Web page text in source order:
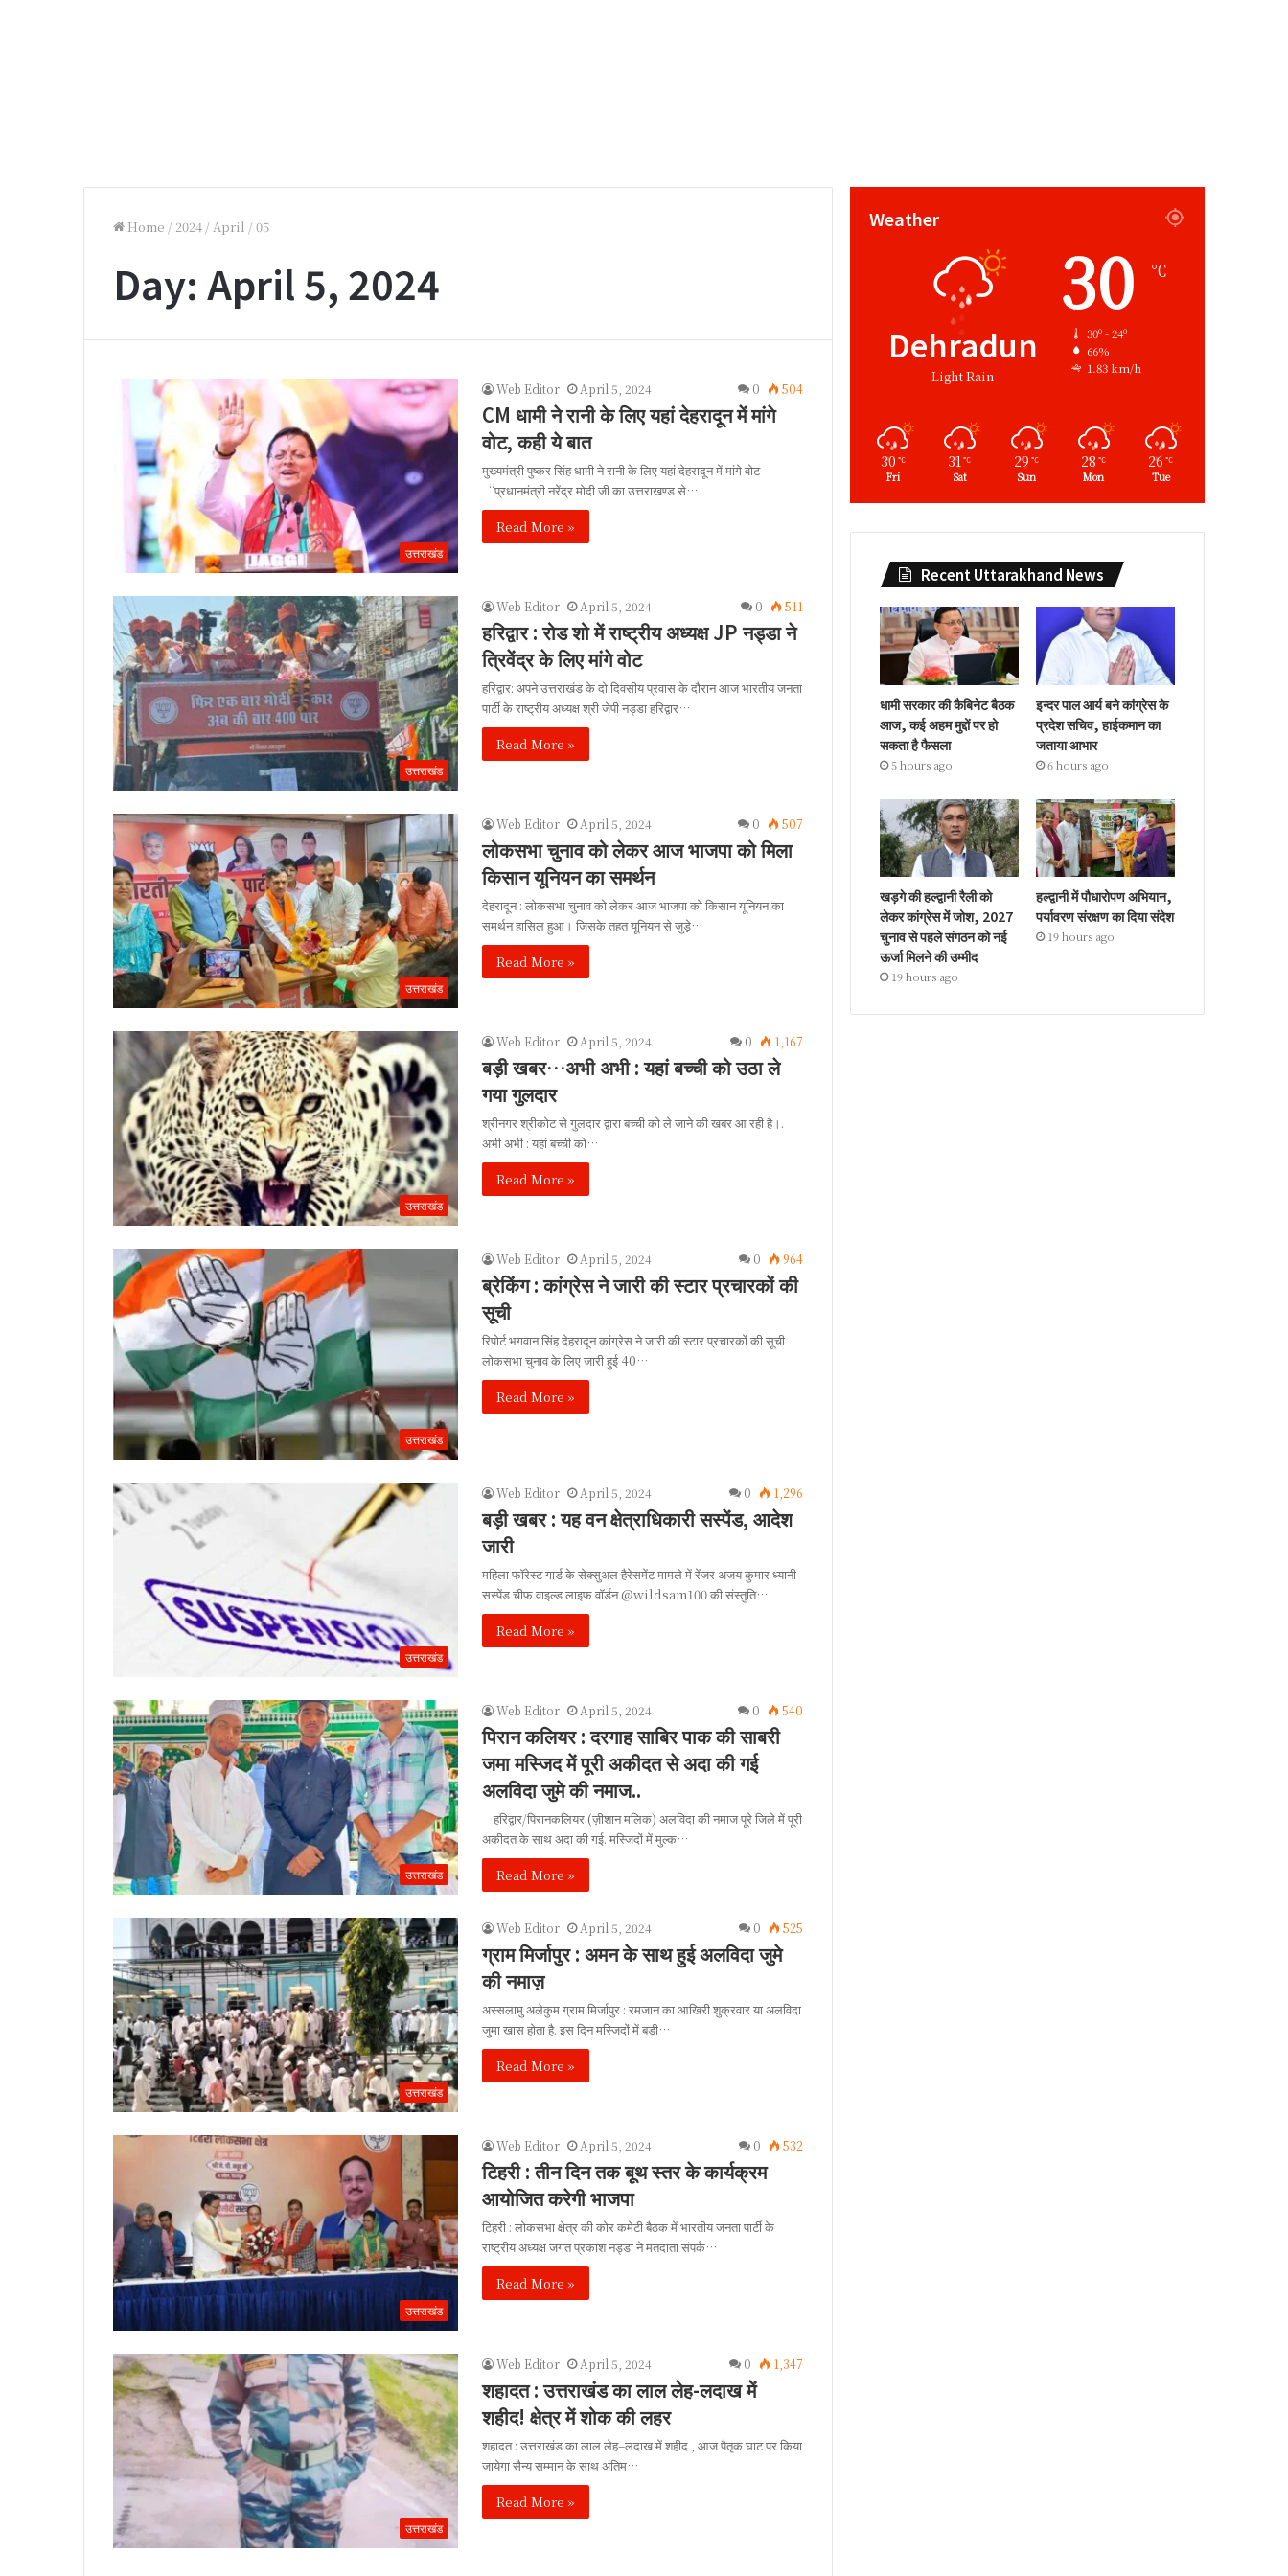
Home /2024 /April /05
Day: April 5, 2024
उत्तराखंड
Web Editor April 5, 2024 0 504
CM धामी ने रानी के लिए यहां देहरादून में मांगे
वोट, कही ये बात
मुख्यमंत्री पुष्कर सिंह धामी ने रानी के लिए यहां देहरादून में मांगे वोट
“प्रधानमंत्री नरेंद्र मोदी जी का उत्तराखण्ड से…
Read More »
उत्तराखंड
Web Editor April 5, 2024 0 511
हरिद्वार : रोड शो में राष्ट्रीय अध्यक्ष JP नड्डा ने
त्रिवेंद्र के लिए मांगे वोट
हरिद्वार: अपने उत्तराखंड के दो दिवसीय प्रवास के दौरान आज भारतीय जनता
पार्टी के राष्ट्रीय अध्यक्ष श्री जेपी नड्डा हरिद्वार…
Read More »
उत्तराखंड
Web Editor April 5, 2024 0 507
लोकसभा चुनाव को लेकर आज भाजपा को मिला
किसान यूनियन का समर्थन
देहरादून : लोकसभा चुनाव को लेकर आज भाजपा को किसान यूनियन का
समर्थन हासिल हुआ। जिसके तहत यूनियन से जुड़े…
Read More »
उत्तराखंड
Web Editor April 5, 2024 0 1,167
बड़ी खबर…अभी अभी : यहां बच्ची को उठा ले
गया गुलदार
श्रीनगर श्रीकोट से गुलदार द्वारा बच्ची को ले जाने की खबर आ रही है।.
अभी अभी : यहां बच्ची को…
Read More »
उत्तराखंड
Web Editor April 5, 2024 0 964
ब्रेकिंग : कांग्रेस ने जारी की स्टार प्रचारकों की
सूची
रिपोर्ट भगवान सिंह देहरादून कांग्रेस ने जारी की स्टार प्रचारकों की सूची
लोकसभा चुनाव के लिए जारी हुई 40…
Read More »
उत्तराखंड
Web Editor April 5, 2024 0 1,296
बड़ी खबर : यह वन क्षेत्राधिकारी सस्पेंड, आदेश
जारी
महिला फॉरेस्ट गार्ड के सेक्सुअल हैरेसमेंट मामले में रेंजर अजय कुमार ध्यानी
सस्पेंड चीफ वाइल्ड लाइफ वॉर्डन @wildsam100 की संस्तुति…
Read More »
उत्तराखंड
Web Editor April 5, 2024 0 540
पिरान कलियर : दरगाह साबिर पाक की साबरी
जमा मस्जिद में पूरी अकीदत से अदा की गई
अलविदा जुमे की नमाज..
हरिद्वार/पिरानकलियर:(ज़ीशान मलिक) अलविदा की नमाज पूरे जिले में पूरी
अकीदत के साथ अदा की गई. मस्जिदों में मुल्क…
Read More »
उत्तराखंड
Web Editor April 5, 2024 0 525
ग्राम मिर्जापुर : अमन के साथ हुई अलविदा जुमे
की नमाज़
अस्सलामु अलेकुम ग्राम मिर्जापुर : रमजान का आखिरी शुक्रवार या अलविदा
जुमा खास होता है. इस दिन मस्जिदों में बड़ी…
Read More »
उत्तराखंड
Web Editor April 5, 2024 0 532
टिहरी : तीन दिन तक बूथ स्तर के कार्यक्रम
आयोजित करेगी भाजपा
टिहरी : लोकसभा क्षेत्र की कोर कमेटी बैठक में भारतीय जनता पार्टी के
राष्ट्रीय अध्यक्ष जगत प्रकाश नड्डा ने मतदाता संपर्क…
Read More »
उत्तराखंड
Web Editor April 5, 2024 0 1,347
शहादत : उत्तराखंड का लाल लेह-लदाख में
शहीद! क्षेत्र में शोक की लहर
शहादत : उत्तराखंड का लाल लेह–लदाख में शहीद , आज पैतृक घाट पर किया
जायेगा सैन्य सम्मान के साथ अंतिम…
Read More »
Weather
Dehradun
Light Rain
30 ℃
30º - 24º
66%
1.83 km/h
30 ℃
Fri
31℃
Sat
29 ℃
Sun
28 ℃
Mon
26 ℃
Tue
Recent Uttarakhand News
धामी सरकार की कैबिनेट बैठक
आज, कई अहम मुद्दों पर हो
सकता है फैसला
5 hours ago
इन्दर पाल आर्य बने कांग्रेस के
प्रदेश सचिव, हाईकमान का
जताया आभार
6 hours ago
खड़गे की हल्द्वानी रैली को
लेकर कांग्रेस में जोश, 2027
चुनाव से पहले संगठन को नई
ऊर्जा मिलने की उम्मीद
19 hours ago
हल्द्वानी में पौधारोपण अभियान,
पर्यावरण संरक्षण का दिया संदेश
19 hours ago